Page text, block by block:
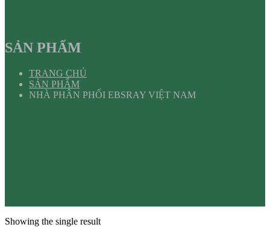
SẢN PHẨM
TRANG CHỦ
SẢN PHẨM
NHÀ PHÂN PHỐI EBSRAY VIỆT NAM
Showing the single result